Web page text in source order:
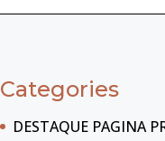
Categories
DESTAQUE PAGINA